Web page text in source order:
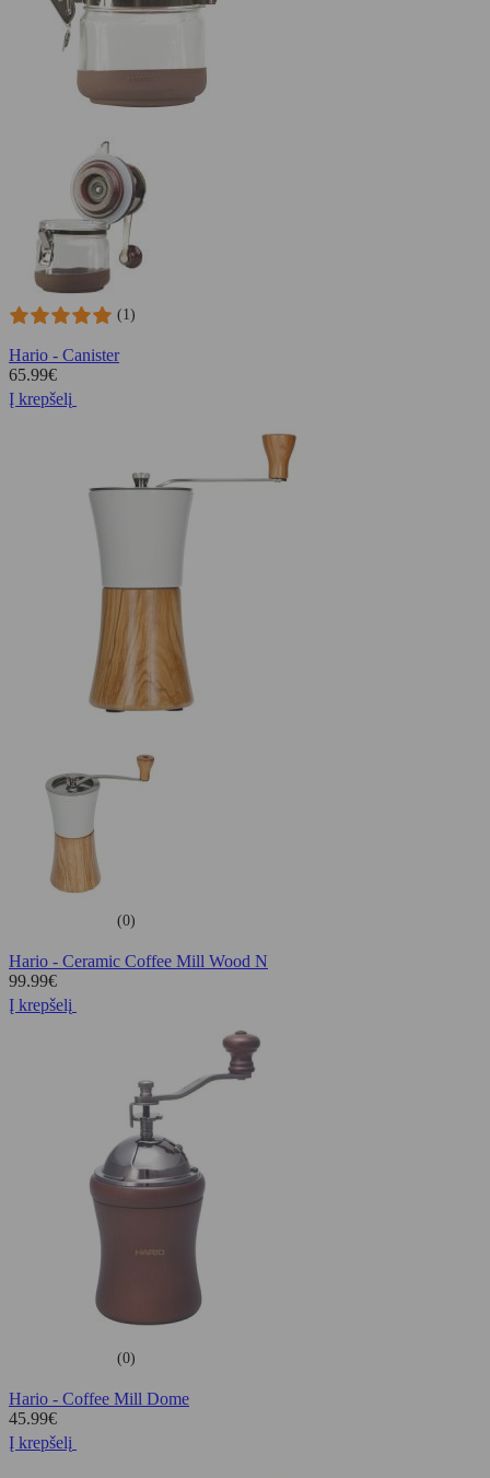
(1)
Hario - Canister
65.99€
Į krepšelį
(0)
Hario - Ceramic Coffee Mill Wood N
99.99€
Į krepšelį
(0)
Hario - Coffee Mill Dome
45.99€
Į krepšelį